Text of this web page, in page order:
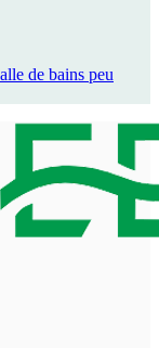
de bains peu